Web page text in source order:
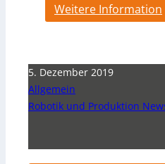
Weitere Information
5. Dezember 2019
Allgemein
Robotik und Produktion